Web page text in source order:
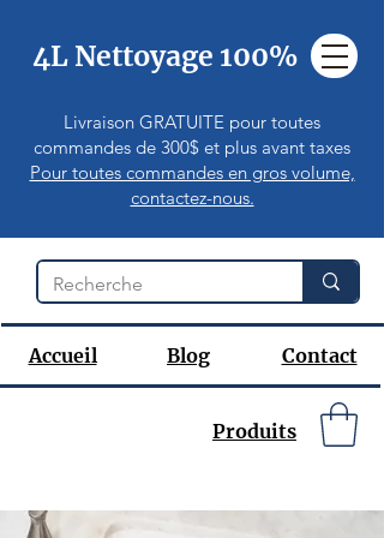
4L Nettoyage 100%
Livraison GRATUITE pour toutes
commandes de 300$ et plus avant taxes
Pour toutes commandes en gros volume,
contactez-nous.
Contact
Blog
Accueil
Produits